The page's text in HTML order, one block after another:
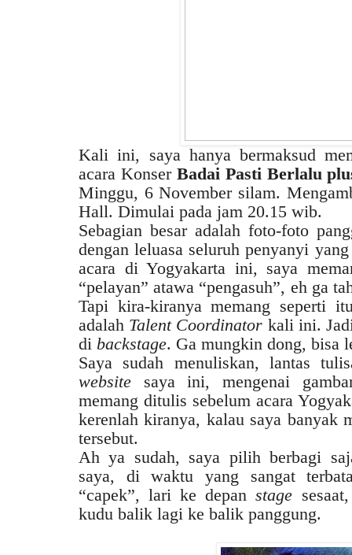
Kali ini, saya hanya bermaksud
acara Konser Badai Pasti Berlalu
Minggu, 6 November silam.
Hall. Dimulai pada jam 20.15 wib.
Sebagian besar adalah foto-foto
dengan leluasa seluruh penyanyi
acara di Yogyakarta ini, saya
“pelayan” atawa “pengasuh”, eh ga
Tapi kira-kiranya memang seperti
adalah Talent Coordinator kali ini.
di backstage. Ga mungkin dong, bisa
Saya sudah menuliskan, lantas
website saya ini, mengenai
memang ditulis sebelum acara
kerenlah kiranya, kalau saya banyak
tersebut.
Ah ya sudah, saya pilih berbagi
saya, di waktu yang sangat
“capek”, lari ke depanstage
kudu balik lagi ke balik panggung.